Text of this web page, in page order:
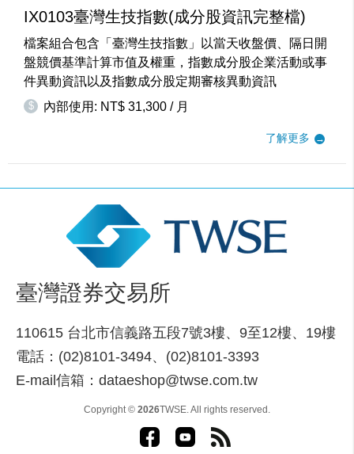
IX0103臺灣生技指數(成分股資訊完整檔)
檔案組合包含「臺灣生技指數」以當天收盤價、隔日開
盤競價基準計算市值及權重，指數成分股企業活動或事
件異動資訊以及指數成分股定期審核異動資訊
$ 內部使用: NT$ 31,300 / 月
了解更多
臺灣證券交易所
110615 台北市信義路五段7號3樓、9至12樓、19樓
電話：(02)8101-3494、(02)8101-3393
E-mail信箱：dataeshop@twse.com.tw
Copyright © 2026TWSE. All rights reserved.